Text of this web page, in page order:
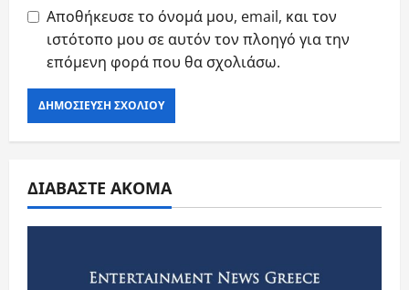
Αποθήκευσε το όνομά μου, email, και τον
ιστότοπο μου σε αυτόν τον πλοηγό για την
επόμενη φορά που θα σχολιάσω.
ΔΙΑΒΑΣΤΕ ΑΚΟΜΑ